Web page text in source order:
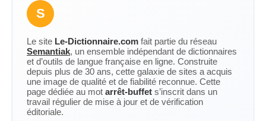
S
Le site Le-Dictionnaire.com fait partie du réseau
Semantiak, un ensemble indépendant de dictionnaires
et d’outils de langue française en ligne. Construite
depuis plus de 30 ans, cette galaxie de sites a acquis
une image de qualité et de fiabilité reconnue. Cette
page dédiée au mot arrêt-buffet s’inscrit dans un
travail régulier de mise à jour et de vérification
éditoriale.